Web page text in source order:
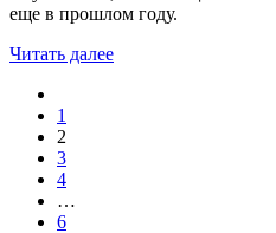
еще в прошлом году.
Читать далее
1
2
3
4
…
6